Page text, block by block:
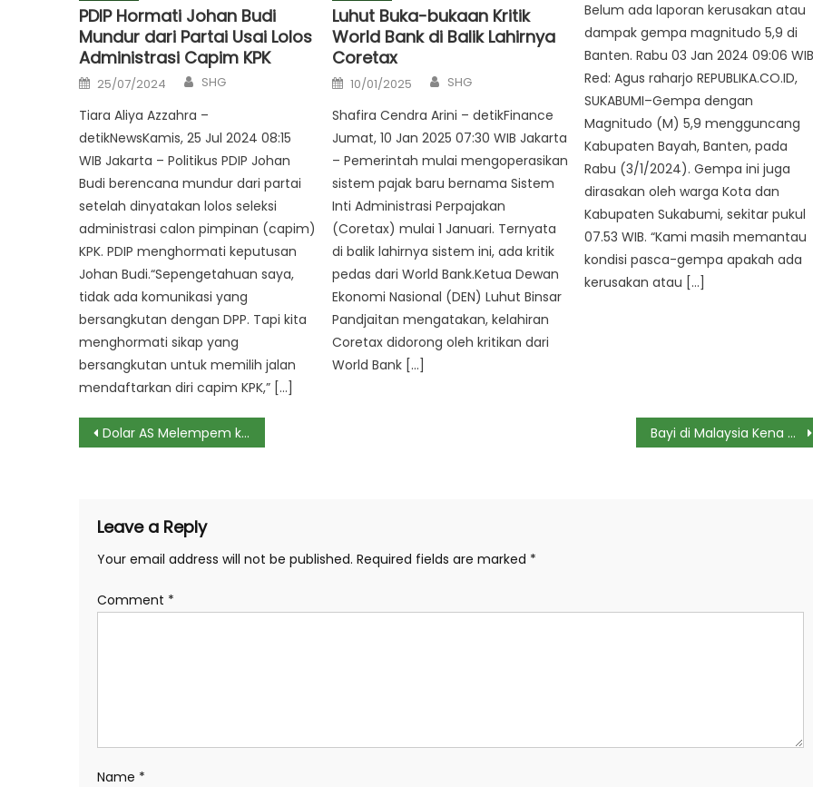
PDIP Hormati Johan Budi
Mundur dari Partai Usai Lolos
Administrasi Capim KPK
Posted
on
25/07/2024 Author
SHG
Tiara Aliya Azzahra –
detikNewsKamis, 25 Jul 2024 08:15
WIB Jakarta – Politikus PDIP Johan
Budi berencana mundur dari partai
setelah dinyatakan lolos seleksi
administrasi calon pimpinan (capim)
KPK. PDIP menghormati keputusan
Johan Budi.“Sepengetahuan saya,
tidak ada komunikasi yang
bersangkutan dengan DPP. Tapi kita
menghormati sikap yang
bersangkutan untuk memilih jalan
mendaftarkan diri capim KPK,” […]
Luhut Buka-bukaan Kritik
World Bank di Balik Lahirnya
Coretax
Posted
on
10/01/2025 Author
SHG
Shafira Cendra Arini – detikFinance
Jumat, 10 Jan 2025 07:30 WIB Jakarta
– Pemerintah mulai mengoperasikan
sistem pajak baru bernama Sistem
Inti Administrasi Perpajakan
(Coretax) mulai 1 Januari. Ternyata
di balik lahirnya sistem ini, ada kritik
pedas dari World Bank.Ketua Dewan
Ekonomi Nasional (DEN) Luhut Binsar
Pandjaitan mengatakan, kelahiran
Coretax didorong oleh kritikan dari
World Bank […]
Belum ada laporan kerusakan atau
dampak gempa magnitudo 5,9 di
Banten. Rabu 03 Jan 2024 09:06
Red: Agus raharjo REPUBLIKA.CO.ID,
SUKABUMI–Gempa dengan
Magnitudo (M) 5,9 mengguncang
Kabupaten Bayah, Banten, pada
Rabu (3/1/2024). Gempa ini juga
dirasakan oleh warga Kota dan
Kabupaten Sukabumi, sekitar pukul
07.53 WIB. “Kami masih memantau
kondisi pasca-gempa apakah ada
kerusakan atau […]
Post
Dolar AS Melempem ke Rp 15.599 Bayi di Malaysia Kena Kanker Ovarium Stadium 3 di Usia 19 Bulan, Begini Awal Mulanya
Leave a Reply
Your email address will not be published. Required fields are marked *
Comment *
Name *